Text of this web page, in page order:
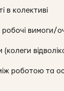
в колективі
робочі вимоги/
(колеги
роботою та